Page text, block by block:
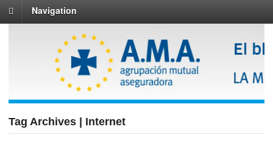
Navigation
Tag Archives | Internet